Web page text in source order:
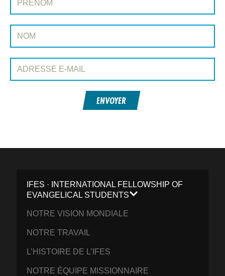
Nom:
Adresse e-mail:
ENVOYER
IFES · INTERNATIONAL FELLOWSHIP OF
EVANGELICAL STUDENTS
NOTRE VISION MONDIALE
NOTRE TRAVAIL
L’HISTOIRE DE L’IFES
NOTRE ÉQUIPE MISSIONNAIRE